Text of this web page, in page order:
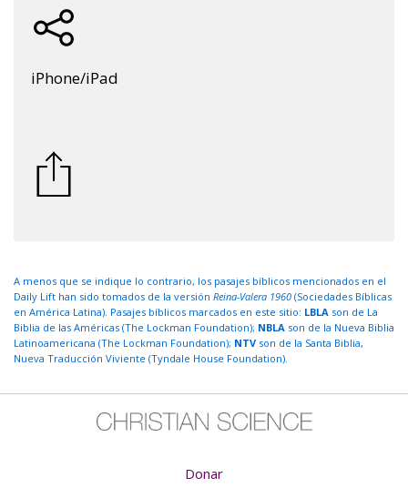
iPhone/iPad
A menos que se indique lo contrario, los pasajes bíblicos mencionados en el
Daily Lift han sido tomados de la versión Reina-Valera 1960 (Sociedades Bíblicas
en América Latina). Pasajes bíblicos marcados en este sitio: LBLA son de La
Biblia de las Américas (The Lockman Foundation); NBLA son de la Nueva Biblia
Latinoamericana (The Lockman Foundation); NTV son de la Santa Biblia,
Nueva Traducción Viviente (Tyndale House Foundation).
Donar